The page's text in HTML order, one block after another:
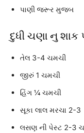
પાણી જરૂર મુજબ
દુધી ચણા નુ શાક
તેલ 3-4 ચમચી
જીરું 1 ચમચી
હિંગ ¼ ચમચી
સૂકા લાલ મરચા 2-3
લસણ ની પેસ્ટ 2-3